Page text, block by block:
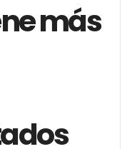
más